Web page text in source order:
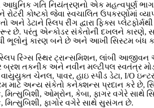
આધુનિક ગતિ નિયંત્રણનો એક મહત્વપૂર્ણ
રોટરી કોષ્ટકો જેવા સ્વચાલિત ઉપકરણોમાં
ડેટાને સ્લિપ રીંગ દ્વારા ફિક્સ પ્લેટફોર્મથી
છે. પરંતુ એન્કોડર સંકેતોની દખલને કારણે,
ભૂલોનું કારણ બને છે અને આખી સિસ્ટમ બંધ
સ્લિપ રિંગ્સ સ્થિર ટ્રાન્સમિશન, લાંબી
બ્રશ તકનીક અને નવીન મલ્ટીપલ સ્વતંત્ર
ચેનલ, પાવર, હાઇ સ્પીડ ડેટા, I/O
માટે અન્ય સંકેતો કનેક્શન્સ પ્રદાન કરે છે,
મિત્સુબિશી, ઓમ્રોન, કેબા, ફાગર વગેરે સાથે
મિત્સુબિશી, ફાગોર વગેરે સાથે સુસંગત છે.